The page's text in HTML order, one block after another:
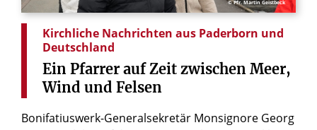
© Pfr. Martin Geistbeck
Kirchliche Nachrichten aus Paderborn und
Deutschland
Ein Pfarrer auf Zeit zwischen Meer,
Wind und Felsen
Bonifatiuswerk-Generalsekretär Monsignore Georg